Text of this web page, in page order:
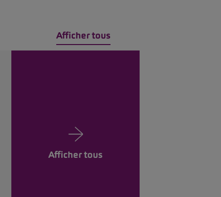
Afficher tous
Afficher tous